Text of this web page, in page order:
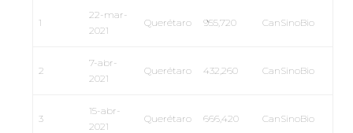
1
22-mar-
2021
Querétaro 955,720 CanSinoBio
2
7-abr-
2021
Querétaro 432,260 CanSinoBio
3
15-abr-
2021
Querétaro 666,420 CanSinoBio